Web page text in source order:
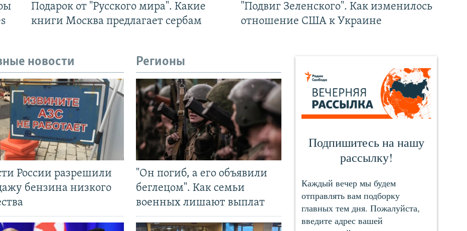
Подарок от "Русского мира". Какие
книги Москва предлагает сербам
"Подвиг Зеленского". Как изменилось
отношение США к Украине
новости
России разрешили
бензина низкого
Регионы
"Он погиб, а его объявили
беглецом". Как семьи
военных лишают выплат